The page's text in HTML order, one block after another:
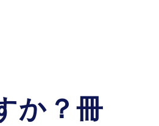
か？冊